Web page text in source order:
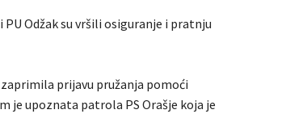
Odžak su vršili osiguranje i pratnju
zaprimila prijavu pružanja pomoći
je upoznata patrola PS Orašje koja je